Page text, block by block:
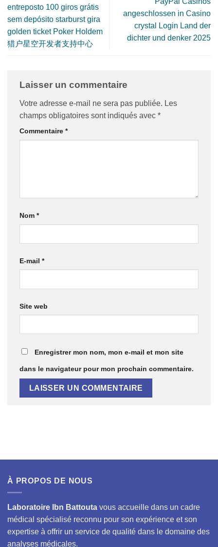
entreposto 100 giros grátis
sem depósito starburst gira
golden ticket Poker Holdem
猎户星空开发者支持中心
angeschlossen in Casino
crystal Login Land der
dichter und denker 2025
Laisser un commentaire
Votre adresse e-mail ne sera pas publiée. Les
champs obligatoires sont indiqués avec *
Commentaire *
Nom *
E-mail *
Site web
Enregistrer mon nom, mon e-mail et mon site
dans le navigateur pour mon prochain commentaire.
À PROPOS DE NOUS
Laboratoire Ibn Battouta vous accueille dans un cadre
médical spécialisé reconnu pour son expérience et son
expertise à offrir un service de qualité dans le domaine des
analyses médicales.